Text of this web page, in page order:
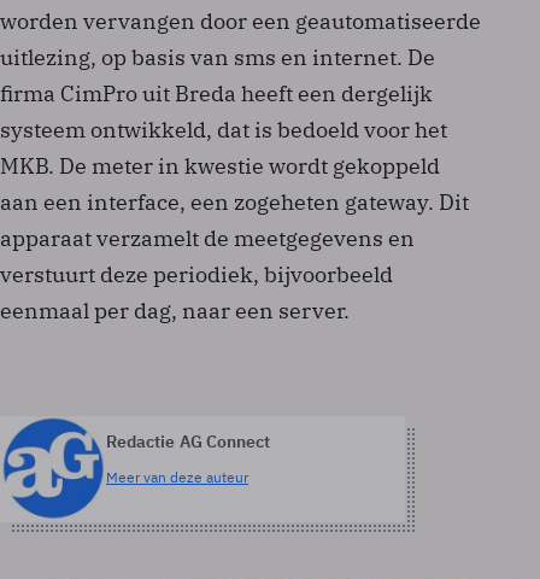
worden vervangen door een geautomatiseerde
uitlezing, op basis van sms en internet. De
firma CimPro uit Breda heeft een dergelijk
systeem ontwikkeld, dat is bedoeld voor het
MKB. De meter in kwestie wordt gekoppeld
aan een interface, een zogeheten gateway. Dit
apparaat verzamelt de meetgegevens en
verstuurt deze periodiek, bijvoorbeeld
eenmaal per dag, naar een server.
Redactie AG Connect
Meer van deze auteur